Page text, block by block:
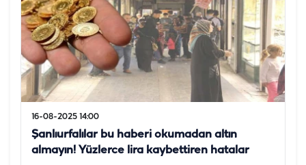
16-08-2025 14:00
Şanlıurfalılar bu haberi okumadan altın
almayın! Yüzlerce lira kaybettiren hatalar